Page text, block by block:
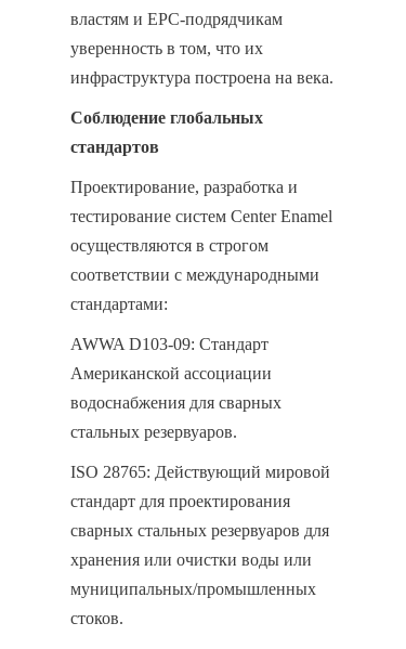
властям и EPC-подрядчикам
уверенность в том, что их
инфраструктура построена на века.
Соблюдение глобальных
стандартов
Проектирование, разработка и
тестирование систем Center Enamel
осуществляются в строгом
соответствии с международными
стандартами:
AWWA D103-09: Стандарт
Американской ассоциации
водоснабжения для сварных
стальных резервуаров.
ISO 28765: Действующий мировой
стандарт для проектирования
сварных стальных резервуаров для
хранения или очистки воды или
муниципальных/промышленных
стоков.